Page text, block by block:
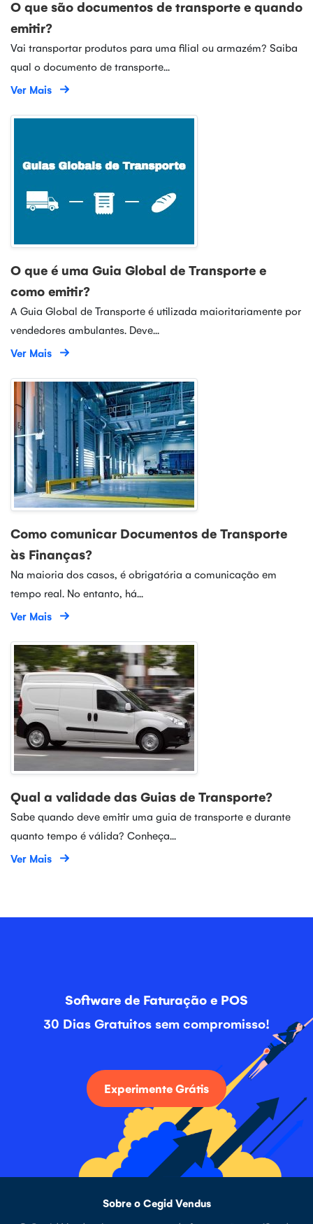
O que são documentos de transporte e quando
emitir?
Vai transportar produtos para uma filial ou armazém? Saiba
qual o documento de transporte...
Ver Mais
O que é uma Guia Global de Transporte e
como emitir?
A Guia Global de Transporte é utilizada maioritariamente por
vendedores ambulantes. Deve...
Ver Mais
Como comunicar Documentos de Transporte
às Finanças?
Na maioria dos casos, é obrigatória a comunicação em
tempo real. No entanto, há...
Ver Mais
Qual a validade das Guias de Transporte?
Sabe quando deve emitir uma guia de transporte e durante
quanto tempo é válida? Conheça...
Ver Mais
Software de Faturação e POS
30 Dias Gratuitos sem compromisso!
Experimente Grátis
Sobre o Cegid Vendus